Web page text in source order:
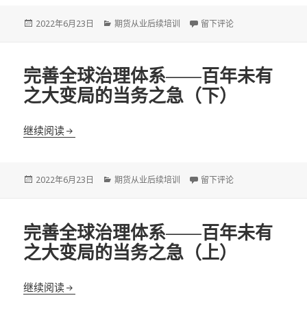
发
2022年6月23日
分
期货从业后续培训 于健全完善我国现代金融体
留下评论
完善全球治理体系——百年未有
之大变局的当务之急（下）
继续阅读完善全球治理体系——百年未有之大变局的当务之急
发
2022年6月23日
分
期货从业后续培训 于完善全球治理体系——百
留下评论
完善全球治理体系——百年未有
之大变局的当务之急（上）
继续阅读完善全球治理体系——百年未有之大变局的当务之急